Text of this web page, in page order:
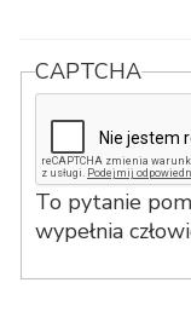
CAPTCHA
To pytanie
wypełnia